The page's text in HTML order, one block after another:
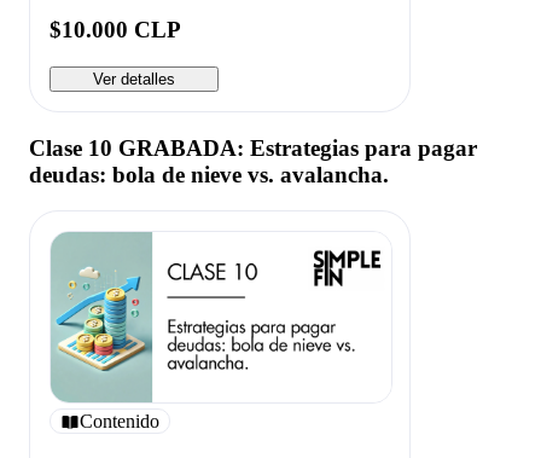
$10.000 CLP
Ver detalles
Clase 10 GRABADA: Estrategias para pagar
deudas: bola de nieve vs. avalancha.
Contenido